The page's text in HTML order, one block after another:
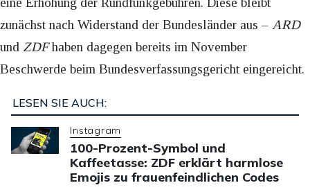
zunächst nach Widerstand der Bundesländer aus – ARD
und ZDFhaben dagegen bereits im November
Beschwerde beim Bundesverfassungsgericht eingereicht.
LESEN SIE AUCH:
Instagram
100-Prozent-Symbol und
Kaffeetasse: ZDF erklärt harmlose
Emojis zu frauenfeindlichen Codes